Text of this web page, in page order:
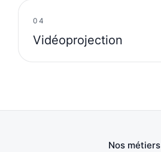
04
Vidéoprojection
Nos métiers